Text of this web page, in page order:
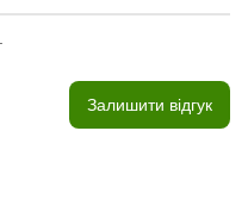
Залишити відгук